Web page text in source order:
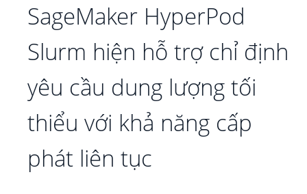
SageMaker HyperPod
Slurm hiện hỗ trợ chỉ định
yêu cầu dung lượng tối
thiểu với khả năng cấp
phát liên tục